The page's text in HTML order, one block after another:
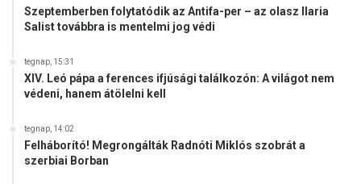
Szeptemberben folytatódik az Antifa-per – az olasz Ilaria
Salist továbbra is mentelmi jog védi
tegnap, 15:31
XIV. Leó pápa a ferences ifjúsági találkozón: A világot nem
védeni, hanem átölelni kell
tegnap, 14:02
Felháborító! Megrongálták Radnóti Miklós szobrát a
szerbiai Borban